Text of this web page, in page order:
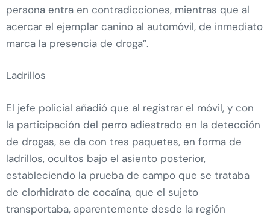
persona entra en contradicciones, mientras que al
acercar el ejemplar canino al automóvil, de inmediato
marca la presencia de droga”.
Ladrillos
El jefe policial añadió que al registrar el móvil, y con
la participación del perro adiestrado en la detección
de drogas, se da con tres paquetes, en forma de
ladrillos, ocultos bajo el asiento posterior,
estableciendo la prueba de campo que se trataba
de clorhidrato de cocaína, que el sujeto
transportaba, aparentemente desde la región